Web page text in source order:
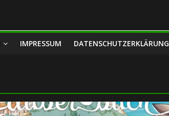
IMPRESSUM DATENSCHUTZERKLÄRUNG